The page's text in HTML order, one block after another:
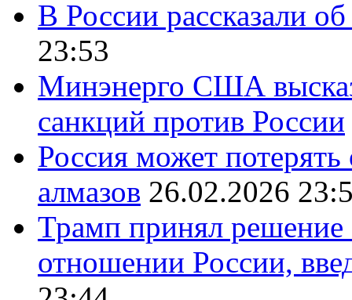
В России рассказали
23:53
Минэнерго США
санкций против России
Россия может
алмазов 26.02.2026
Трамп принял решение
отношении России,